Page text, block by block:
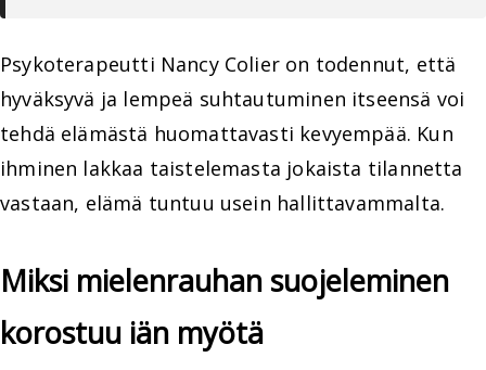
Psykoterapeutti Nancy Colier on todennut, että
hyväksyvä ja lempeä suhtautuminen itseensä voi
tehdä elämästä huomattavasti kevyempää. Kun
ihminen lakkaa taistelemasta jokaista tilannetta
vastaan, elämä tuntuu usein hallittavammalta.
Miksi mielenrauhan suojeleminen
korostuu iän myötä